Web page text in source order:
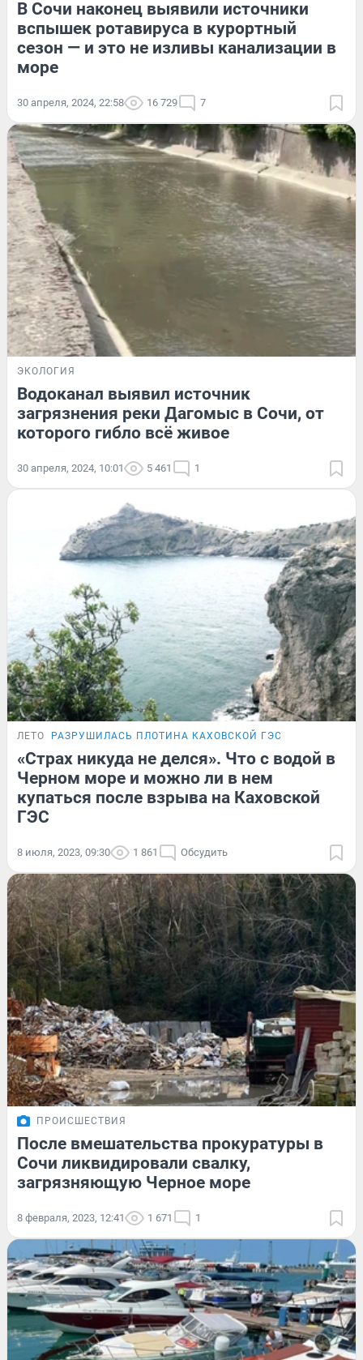
В Сочи наконец выявили источники
вспышек ротавируса в курортный
сезон — и это не изливы канализации в
море
30 апреля, 2024, 22:58 16 729 7
ЭКОЛОГИЯ
Водоканал выявил источник
загрязнения реки Дагомыс в Сочи, от
которого гибло всё живое
30 апреля, 2024, 10:01 5 461 1
ЛЕТО РАЗРУШИЛАСЬ ПЛОТИНА КАХОВСКОЙ ГЭС
«Страх никуда не делся». Что с водой в
Черном море и можно ли в нем
купаться после взрыва на Каховской
ГЭС
8 июля, 2023, 09:30 1 861 Обсудить
ПРОИСШЕСТВИЯ
После вмешательства прокуратуры в
Сочи ликвидировали свалку,
загрязняющую Черное море
8 февраля, 2023, 12:41 1 671 1